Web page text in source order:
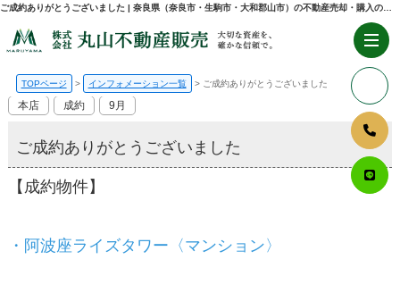
TOPページ インフォメーション一覧 ご成約ありがとうございました
本店 成約 9月
ご成約ありがとうございました
【成約物件】
・阿波座ライズタワー〈マンション〉